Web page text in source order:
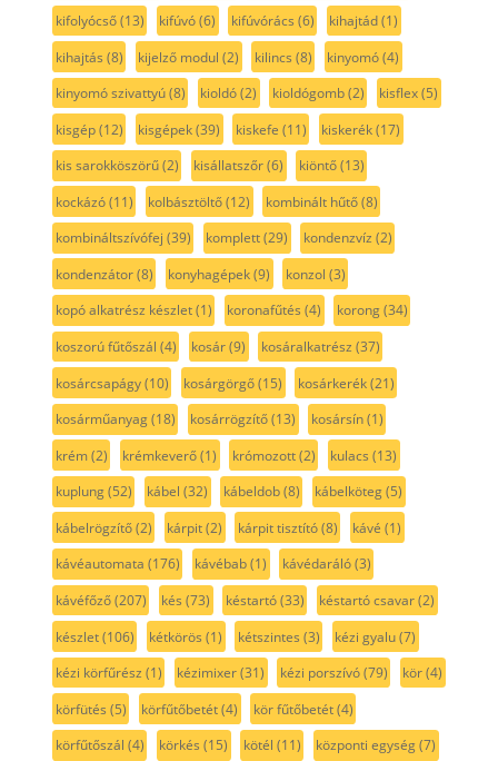
kifolyócső(13) kifúvó(6) kifúvórács (6) kihajtád(1)
kihajtás (8) kijelző modul (2) kilincs (8) kinyomó(4)
kinyomó szivattyú(8) kioldó(2) kioldógomb(2) kisflex(5)
kisgép(12) kisgépek(39) kiskefe (11) kiskerék(17)
kis sarokköszörű(2) kisállatszőr(6) kiöntő(13)
kockázó(11) kolbásztöltő(12) kombinált hűtő(8)
kombináltszívófej (39) komplett(29) kondenzvíz (2)
kondenzátor(8) konyhagépek(9) konzol (3)
kopó alkatrész készlet(1) koronafűtés (4) korong(34)
koszorú fűtőszál (4) kosár(9) kosáralkatrész (37)
kosárcsapágy(10) kosárgörgő(15) kosárkerék(21)
kosárműanyag(18) kosárrögzítő(13) kosársín(1)
krém(2) krémkeverő(1) krómozott(2) kulacs (13)
kuplung(52) kábel (32) kábeldob(8) kábelköteg(5)
kábelrögzítő(2) kárpit(2) kárpit tisztító(8) kávé (1)
kávéautomata (176) kávébab(1) kávédaráló(3)
kávéfőző(207) kés (73) késtartó(33) késtartó csavar(2)
készlet(106) kétkörös (1) kétszintes (3) kézi gyalu(7)
kézi körfűrész (1) kézimixer(31) kézi porszívó(79) kör(4)
körfütés (5) körfűtőbetét(4) kör fűtőbetét(4)
körfűtőszál (4) körkés (15) kötél (11) központi egység(7)